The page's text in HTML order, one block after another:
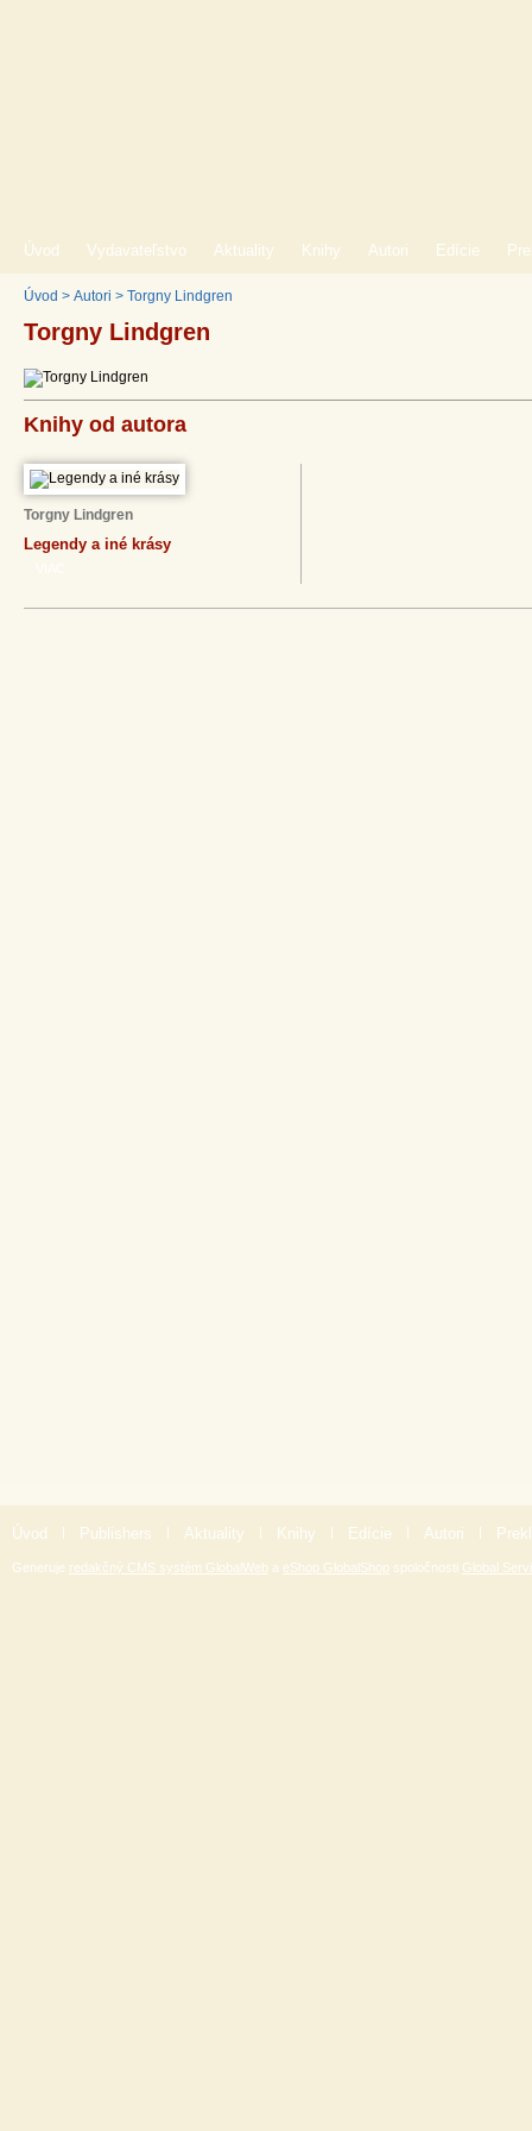
Úvod Vydavateľstvo Aktuality Knihy Autori Edície
Úvod > Autori > Torgny Lindgren
Torgny Lindgren
Knihy od autora
Torgny Lindgren
Legendy a iné krásy
Úvod | Publishers | Aktuality | Knihy | Edície | Autori |
Generuje redakčný CMS systém GlobalWeb a eShop GlobalShop spoločnosti Global